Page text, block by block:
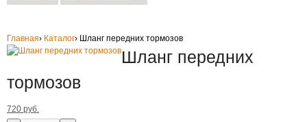
Главная› Каталог› Шланг передних тормозов
Шланг передних
тормозов
720 руб.